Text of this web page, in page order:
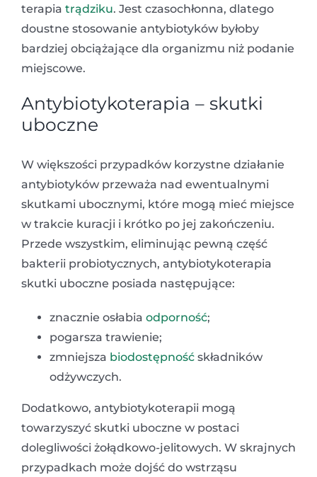
terapia trądziku. Jest czasochłonna, dlatego
doustne stosowanie antybiotyków byłoby
bardziej obciążające dla organizmu niż podanie
miejscowe.
Antybiotykoterapia – skutki
uboczne
W większości przypadków korzystne działanie
antybiotyków przeważa nad ewentualnymi
skutkami ubocznymi, które mogą mieć miejsce
w trakcie kuracji i krótko po jej zakończeniu.
Przede wszystkim, eliminując pewną część
bakterii probiotycznych, antybiotykoterapia
skutki uboczne posiada następujące:
znacznie osłabia odporność;
pogarsza trawienie;
zmniejsza biodostępność składników
odżywczych.
Dodatkowo, antybiotykoterapii mogą
towarzyszyć skutki uboczne w postaci
dolegliwości żołądkowo-jelitowych. W skrajnych
przypadkach może dojść do wstrząsu